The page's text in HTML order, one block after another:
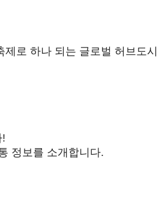
로 하나 되는 글로벌 허브도시
정보를 소개합니다.